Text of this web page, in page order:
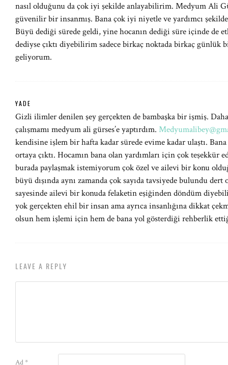
nasıl olduğunu da çok iyi şekilde anlayabilirim. Medyum Ali
güvenilir bir insanmış. Bana çok iyi niyetle ve yardımcı
Büyü dediği sürede geldi, yine hocanın dediği süre içinde de
dediyse çıktı diyebilirim sadece birkaç noktada birkaç günlük
geliyorum.
YADE
Gizli ilimler denilen şey gerçekten de bambaşka bir işmiş.
çalışmamı medyum ali gürses’e yaptırdım.
kendisine işlem bir hafta kadar sürede evime kadar ulaştı.
ortaya çıktı. Hocamın bana olan yardımları için çok teşekkür
burada paylaşmak istemiyorum çok özel ve ailevi bir konu
büyü dışında aynı zamanda çok sayıda tavsiyede bulundu
sayesinde ailevi bir konuda felaketin eşiğinden döndüm
yok gerçekten ehil bir insan ama ayrıca insanlığına dikkat
olsun hem işlemi için hem de bana yol gösterdiği rehberlik
LEAVE A REPLY
Ad*